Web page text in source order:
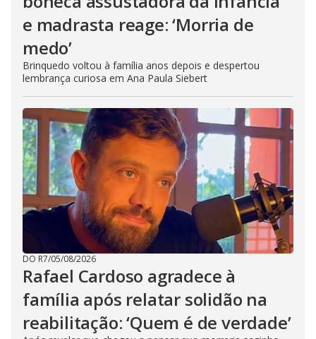
e madrasta reage: ‘Morria de
medo’
Brinquedo voltou à família anos depois e despertou
lembrança curiosa em Ana Paula Siebert
DO R7/05/08/2026
Rafael Cardoso agradece à
família após relatar solidão na
reabilitação: ‘Quem é de verdade’